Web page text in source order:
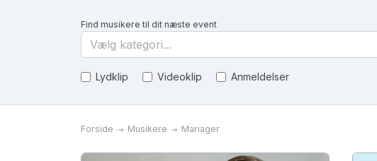
Find musikere til dit næste event
Vælg kategori...
Lydklip Videoklip Anmeldelser
Forside Musikere Mariager